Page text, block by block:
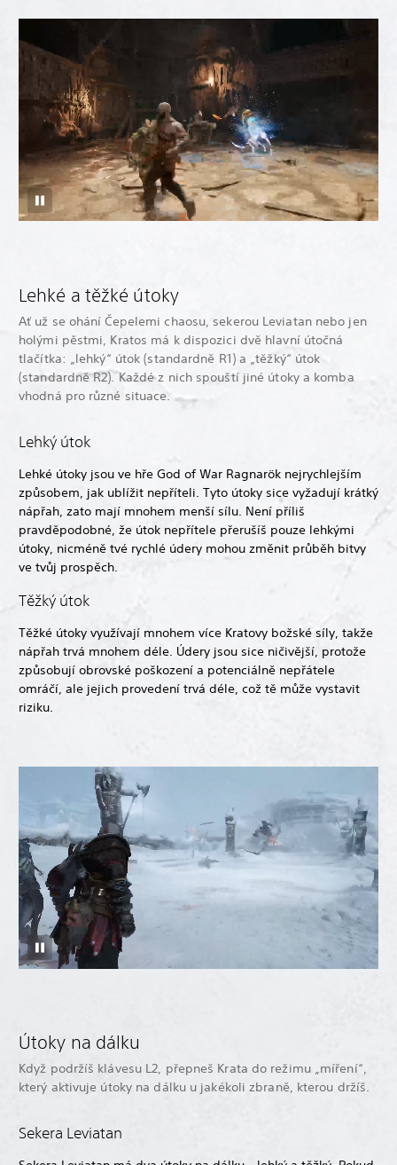
Lehké a těžké útoky
Ať už se ohání Čepelemi chaosu, sekerou Leviatan nebo jen
holými pěstmi, Kratos má k dispozici dvě hlavní útočná
tlačítka: „lehký“ útok (standardně R1) a „těžký“ útok
(standardně R2). Každé z nich spouští jiné útoky a komba
vhodná pro různé situace.
Lehký útok
Lehké útoky jsou ve hře God of War Ragnarök nejrychlejším
způsobem, jak ublížit nepříteli. Tyto útoky sice vyžadují krátký
nápřah, zato mají mnohem menší sílu. Není příliš
pravděpodobné, že útok nepřítele přerušíš pouze lehkými
útoky, nicméně tvé rychlé údery mohou změnit průběh bitvy
ve tvůj prospěch.
Těžký útok
Těžké útoky využívají mnohem více Kratovy božské síly, takže
nápřah trvá mnohem déle. Údery jsou sice ničivější, protože
způsobují obrovské poškození a potenciálně nepřátele
omráčí, ale jejich provedení trvá déle, což tě může vystavit
riziku.
Útoky na dálku
Když podržíš klávesu L2, přepneš Krata do režimu „míření“,
který aktivuje útoky na dálku u jakékoli zbraně, kterou držíš.
Sekera Leviatan